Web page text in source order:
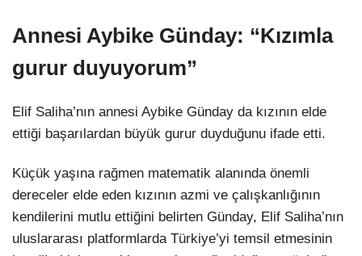
Annesi Aybike Günday: “Kızımla
gurur duyuyorum”
Elif Saliha’nın annesi Aybike Günday da kızının elde
ettiği başarılardan büyük gurur duyduğunu ifade etti.
Küçük yaşına rağmen matematik alanında önemli
dereceler elde eden kızının azmi ve çalışkanlığının
kendilerini mutlu ettiğini belirten Günday, Elif Saliha’nın
uluslararası platformlarda Türkiye’yi temsil etmesinin